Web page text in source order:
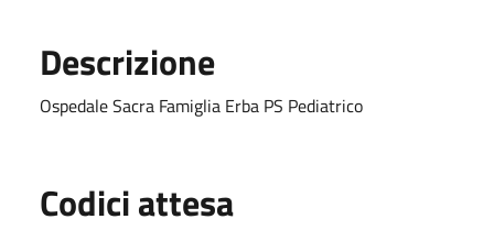
Descrizione
Ospedale Sacra Famiglia Erba PS Pediatrico
Codici attesa